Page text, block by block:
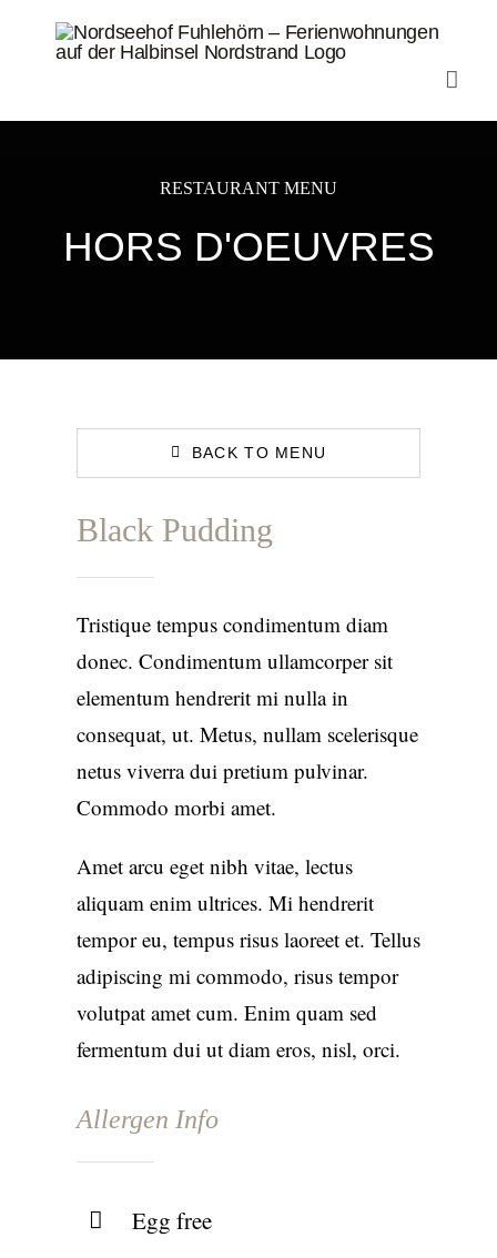
RESTAURANT MENU
HORS D'OEUVRES
BACK TO MENU
Black Pudding
Tristique tempus condimentum diam
donec. Condimentum ullamcorper sit
elementum hendrerit mi nulla in
consequat, ut. Metus, nullam scelerisque
netus viverra dui pretium pulvinar.
Commodo morbi amet.
Amet arcu eget nibh vitae, lectus
aliquam enim ultrices. Mi hendrerit
tempor eu, tempus risus laoreet et. Tellus
adipiscing mi commodo, risus tempor
volutpat amet cum. Enim quam sed
fermentum dui ut diam eros, nisl, orci.
Allergen Info
Egg free